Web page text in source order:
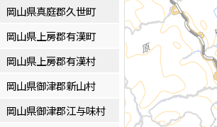
岡山県真庭郡久世町
岡山県上房郡有漢町
岡山県上房郡有漢村
岡山県御津郡新山村
岡山県御津郡江与味村